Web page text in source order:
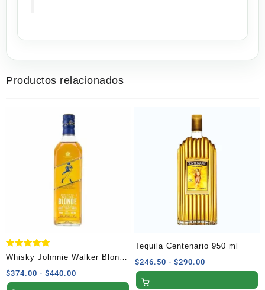
Productos relacionados
Valorado
con
5.00
de 5
Whisky Johnnie Walker Blonde
Blended Scotch 700 ml
$374.00 - $440.00
de
Tequila Centenario 950 ml
$246.50 - $290.00
de